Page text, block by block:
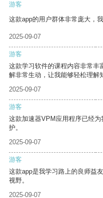
游客
这款app的用户群体非常庞大，
2025-09-07
游客
这款学习软件的课程内容非常丰
解非常生动，让我能够轻松理解
2025-09-07
游客
这款加速器VPM应用程序已经
护。
2025-09-07
游客
这款app是我学习路上的良师益
视野。
2025-09-07